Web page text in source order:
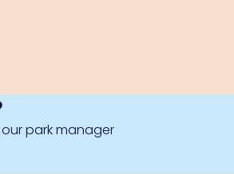
park manager